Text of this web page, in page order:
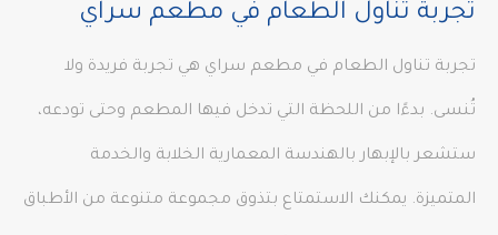
تجربة تناول الطعام في مطعم سراي
تجربة تناول الطعام في مطعم سراي هي تجربة فريدة ولا
تُنسى. بدءًا من اللحظة التي تدخل فيها المطعم وحتى تودعه،
ستشعر بالإبهار بالهندسة المعمارية الخلابة والخدمة
المتميزة. يمكنك الاستمتاع بتذوق مجموعة متنوعة من الأطباق